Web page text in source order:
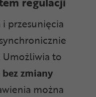
przesunięcia
Umożliwia to
zmiany
można